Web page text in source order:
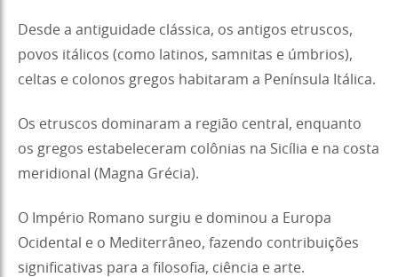
Desde a antiguidade clássica, os antigos etruscos,
povos itálicos (como latinos, samnitas e úmbrios),
celtas e colonos gregos habitaram a Península Itálica.
Os etruscos dominaram a região central, enquanto
os gregos estabeleceram colônias na Sicília e na costa
meridional (Magna Grécia).
O Império Romano surgiu e dominou a Europa
Ocidental e o Mediterrâneo, fazendo contribuições
significativas para a filosofia, ciência e arte.